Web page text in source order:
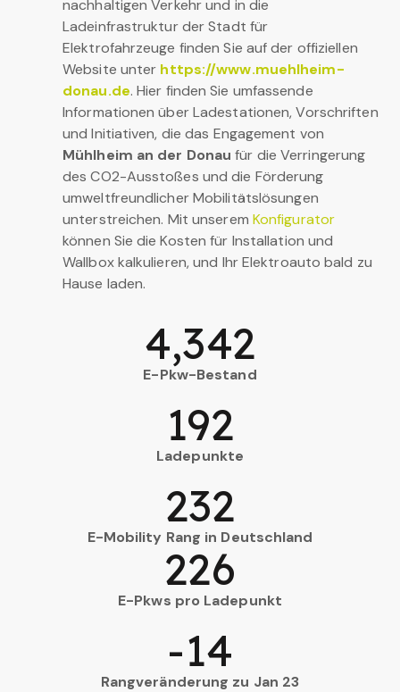
nachhaltigen Verkehr und in die
Ladeinfrastruktur der Stadt für
Elektrofahrzeuge finden Sie auf der offiziellen
Website unter https://www.muehlheim-
donau.de. Hier finden Sie umfassende
Informationen über Ladestationen, Vorschriften
und Initiativen, die das Engagement von
Mühlheim an der Donau für die Verringerung
des CO2-Ausstoßes und die Förderung
umweltfreundlicher Mobilitätslösungen
unterstreichen. Mit unserem Konfigurator
können Sie die Kosten für Installation und
Wallbox kalkulieren, und Ihr Elektroauto bald zu
Hause laden.
E-Pkw-Bestand
4,342
Ladepunkte
192
E-Mobility Rang in Deutschland
232
E-Pkws pro Ladepunkt
226
Rangveränderung zu Jan 23
-14